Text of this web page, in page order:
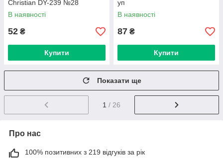
Christian DY-239 №28
В наявності
52 ₴
Купити
уп
В наявності
87 ₴
Купити
Показати ще
1 / 26
Про нас
100% позитивних з 219 відгуків за рік